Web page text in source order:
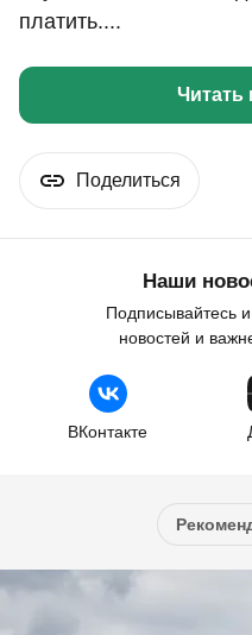
платить....
Читать
Поделиться
Наши
Подписывайтесь
новостей и
ВКонтакте